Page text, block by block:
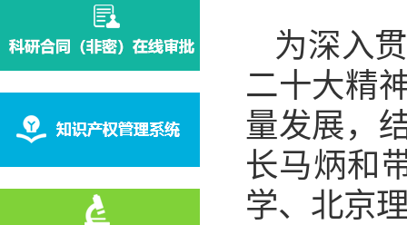
为深入
二十大精
量发展，
长马炳和
学、 北京